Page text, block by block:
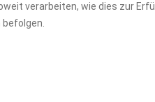
verarbeiten, wie dies zur